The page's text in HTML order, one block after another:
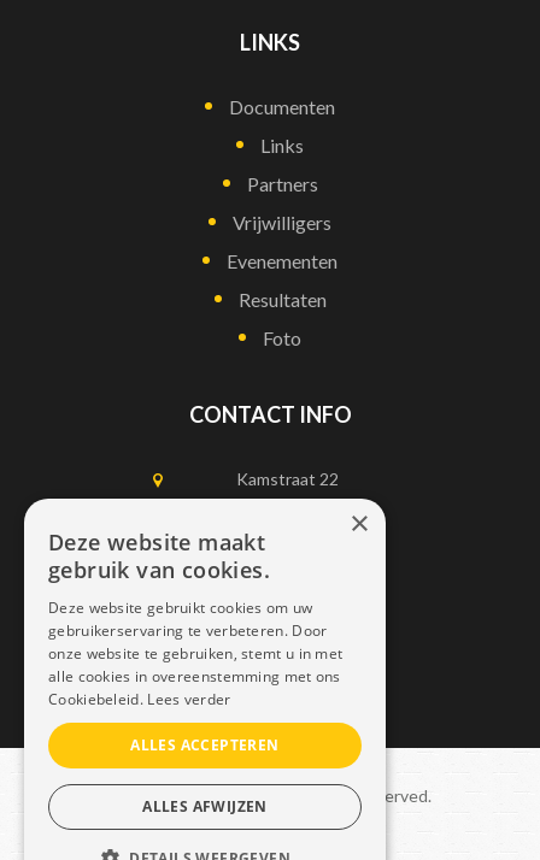
LINKS
Documenten
Links
Partners
Vrijwilligers
Evenementen
Resultaten
Foto
CONTACT INFO
Kamstraat 22
1750 Lennik
0497452898
info@dais.be
Copyright © 2021 Dais. All rights reserved.
Sitemap–GDPR
×
Deze website maakt
gebruik van cookies.
Deze website gebruikt cookies om uw
gebruikerservaring te verbeteren. Door
onze website te gebruiken, stemt u in met
alle cookies in overeenstemming met ons
Cookiebeleid. Lees verder
ALLES ACCEPTEREN
ALLES AFWIJZEN